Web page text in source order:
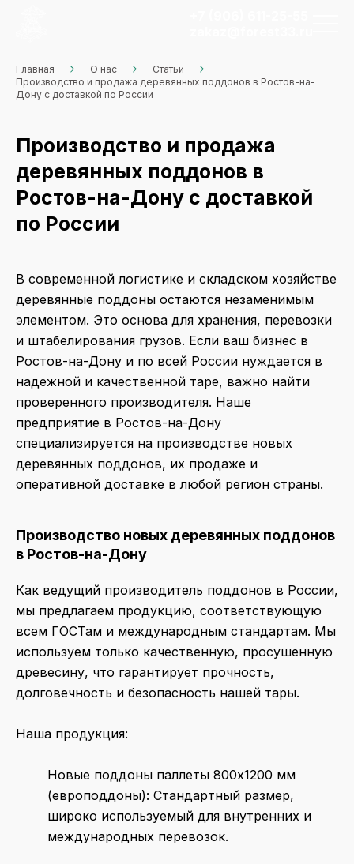
Главная О нас
Статьи
Производство и продажа деревянных поддонов в Ростов-на-
Дону с доставкой по России
Производство и продажа
деревянных поддонов в
Ростов-на-Дону с доставкой
по России
В современной логистике и складском хозяйстве
деревянные поддоны остаются незаменимым
элементом. Это основа для хранения, перевозки
и штабелирования грузов. Если ваш бизнес в
Ростов-на-Дону и по всей России нуждается в
надежной и качественной таре, важно найти
проверенного производителя. Наше
предприятие в Ростов-на-Дону
специализируется на производстве новых
деревянных поддонов, их продаже и
оперативной доставке в любой регион страны.
Производство новых деревянных поддонов
в Ростов-на-Дону
Как ведущий производитель поддонов в России,
мы предлагаем продукцию, соответствующую
всем ГОСТам и международным стандартам. Мы
используем только качественную, просушенную
древесину, что гарантирует прочность,
долговечность и безопасность нашей тары.
Наша продукция:
Новые поддоны паллеты 800х1200 мм
(европоддоны): Стандартный размер,
широко используемый для внутренних и
международных перевозок.